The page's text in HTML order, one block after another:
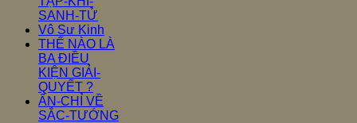
SANH-TỬ
Vô Sư Kinh
THẾ NÀO LÀ
BA ĐIỀU
KIỆN GIẢI-
QUYẾT ?
ẤN-CHỈ VỀ
SẮC-TƯỚNG